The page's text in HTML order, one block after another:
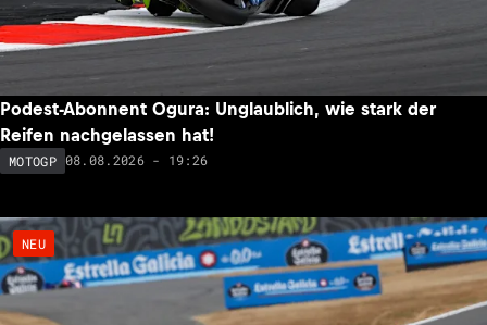
Podest-Abonnent Ogura: Unglaublich, wie stark der
Reifen nachgelassen hat!
MOTOGP 08.08.2026 - 19:26
NEU